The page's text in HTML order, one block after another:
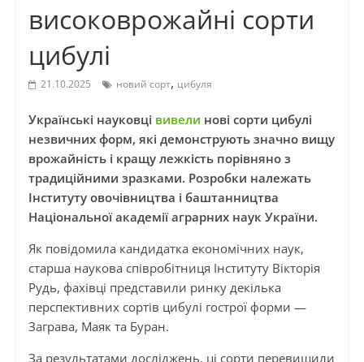
високоврожайні сорти
цибулі
21.10.2025 новий сорт, цибуля
Українські науковці вивели нові сорти цибулі
незвичних форм, які демонструють значно вищу
врожайність і кращу лежкість порівняно з
традиційними зразками. Розробки належать
Інституту овочівництва і баштанництва
Національної академії аграрних наук України.
Як повідомила кандидатка економічних наук,
старша наукова співробітниця Інституту Вікторія
Рудь, фахівці представили ринку декілька
перспективних сортів цибулі гострої форми —
Заграва, Маяк та Буран.
За результатами досліджень, ці сорти перевищили